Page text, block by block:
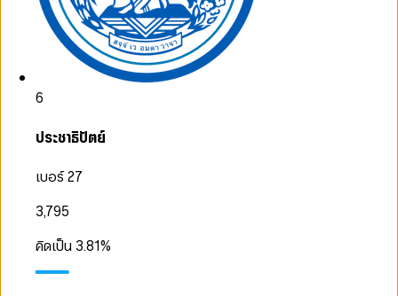
6
ประชาธิปัตย์
เบอร์ 27
3,795
คิดเป็น 3.81%